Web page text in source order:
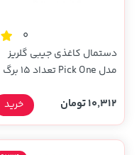
0
دستمال کاغذی جیبی گلریز
مدل Pick One تعداد 15 برگ
10,312 تومان خرید